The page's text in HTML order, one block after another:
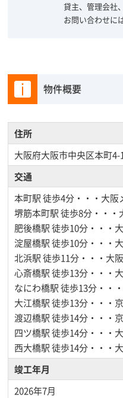
貸主、管理会社
お問い合わせに
物件概要
住所
大阪府大阪市中央区本町4-
交通
本町駅徒歩4分・・・大阪
堺筋本町駅徒歩8分・・・
肥後橋駅徒歩10分・・・
淀屋橋駅徒歩10分・・・
北浜駅徒歩11分・・・大
心斎橋駅徒歩13分・・・
なにわ橋駅徒歩13分・・
大江橋駅徒歩13分・・・
渡辺橋駅徒歩14分・・・
四ツ橋駅徒歩14分・・・
西大橋駅徒歩14分・・・
竣工年月
2026年7月